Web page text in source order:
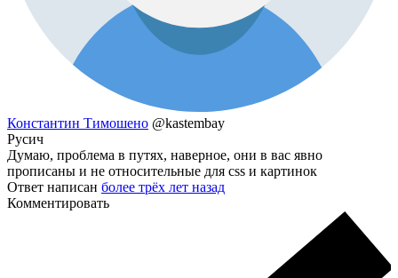
Константин Тимошено @kastembay
Русич
Думаю, проблема в путях, наверное, они в вас явно
прописаны и не относительные для css и картинок
Ответ написан более трёх лет назад
Комментировать